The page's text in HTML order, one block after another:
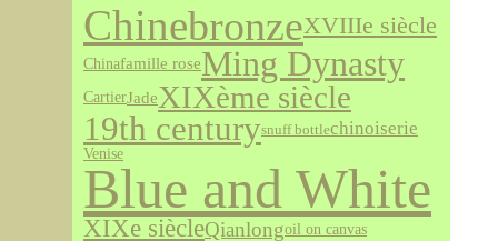
ChinebronzeXVIIIe siècle
Chinafamille roseMing Dynasty
CartierJadeXIXème siècle
19th centurysnuff bottlechinoiserie
Venise
Blue and White
XIXe siècleQianlongoil on canvas